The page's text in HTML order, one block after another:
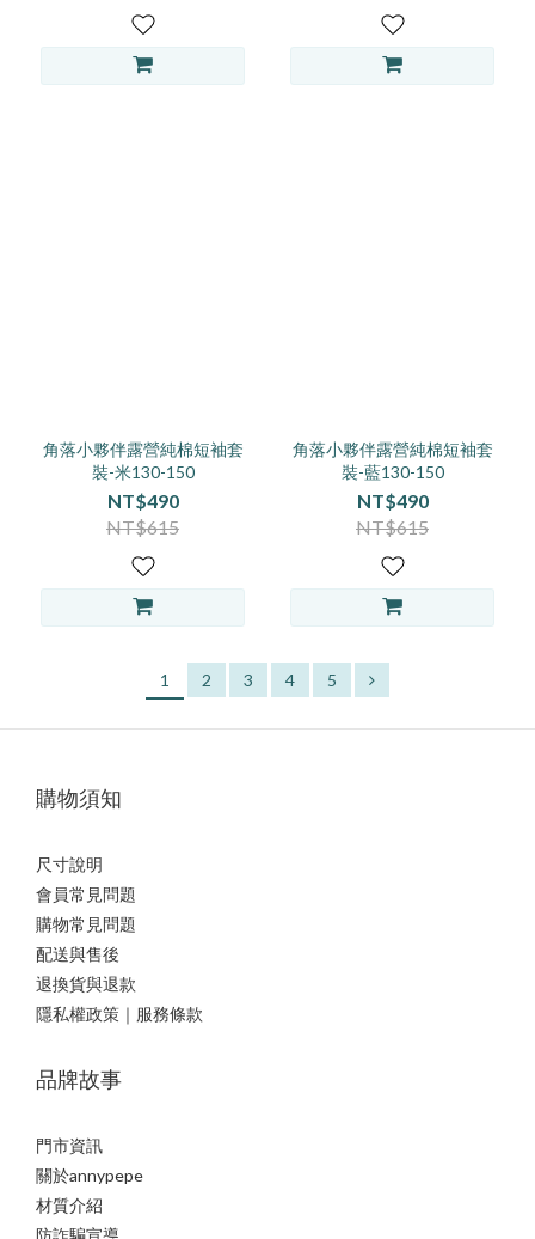
角落小夥伴露營純棉短袖套
裝-米130-150
NT$490
NT$615
角落小夥伴露營純棉短袖套
裝-藍130-150
NT$490
NT$615
1 2 3 4 5
購物須知
尺寸說明
會員常見問題
購物常見問題
配送與售後
退換貨與退款
隱私權政策｜服務條款
品牌故事
門市資訊
關於annypepe
材質介紹
防詐騙宣導